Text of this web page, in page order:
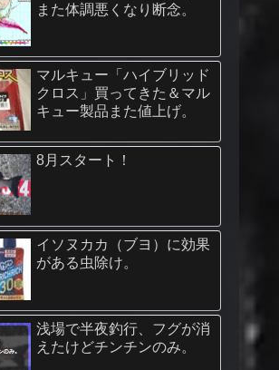
また体調悪くなり断念。
マルキュー「ハイブリッド
クロス」買ってきた＆マル
キュー製品また値上げ。
8月スタート！
イソヌカカ（ブヨ）に効果
がある虫除け。
浅場で半夜釣行、フグが消
えたけどチンチンのみ。